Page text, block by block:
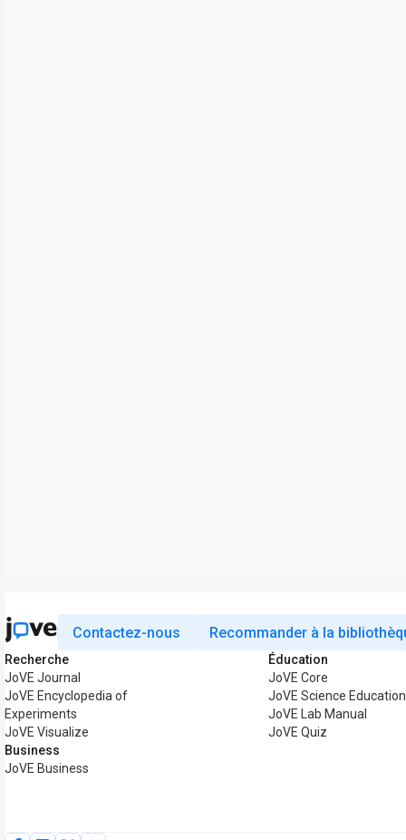
Contactez-nous Recommander à la
Recherche
JoVE Journal
JoVE Encyclopedia of
Experiments
JoVE Visualize
Business
JoVE Business
Éducation
JoVE Core
JoVE Science Education
JoVE Lab Manual
JoVE Quiz